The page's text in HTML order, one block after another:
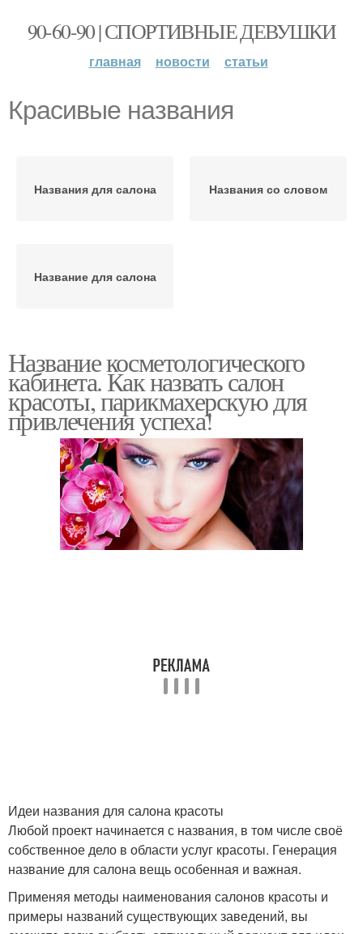
90-60-90 | СПОРТИВНЫЕ ДЕВУШКИ
главная новости статьи
Красивые названия
Названия для салона Названия со словом
Название для салона
Название косметологического
кабинета. Как назвать салон
красоты, парикмахерскую для
привлечения успеха!
Идеи названия для салона красоты
Любой проект начинается с названия, в том числе своё
собственное дело в области услуг красоты. Генерация
название для салона вещь особенная и важная.
Применяя методы наименования салонов красоты и
примеры названий существующих заведений, вы